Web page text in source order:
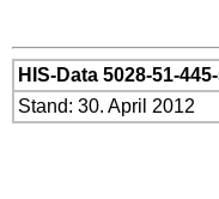
HIS-Data 5028-51-
Stand: 30. April 2012